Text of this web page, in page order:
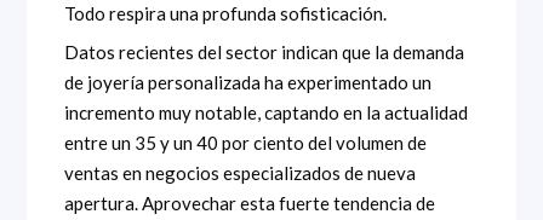
Todo respira una profunda sofisticación.
Datos recientes del sector indican que la demanda
de joyería personalizada ha experimentado un
incremento muy notable, captando en la actualidad
entre un 35 y un 40 por ciento del volumen de
ventas en negocios especializados de nueva
apertura. Aprovechar esta fuerte tendencia de